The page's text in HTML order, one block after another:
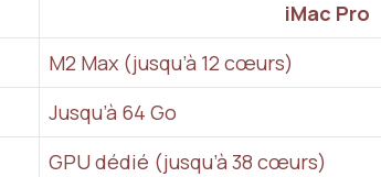
iMac Pro
M2 Max (jusqu’à 12 cœurs)
Jusqu’à 64 Go
GPU dédié (jusqu’à 38 cœurs)